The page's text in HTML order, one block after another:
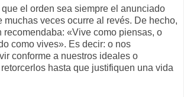
el orden sea siempre el anunciado
muchas veces ocurre al revés. De hecho,
recomendaba: «Vive como piensas, o
como vives». Es decir: o nos
conforme a nuestros ideales o
hasta que justifiquen una vida